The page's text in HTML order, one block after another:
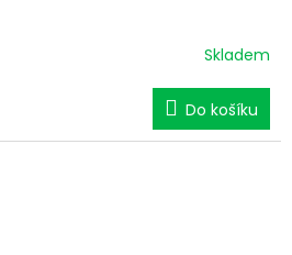
R
M
A
Skladem
Do košíku